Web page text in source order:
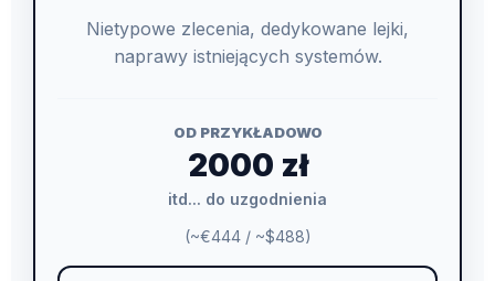
Nietypowe zlecenia, dedykowane lejki,
naprawy istniejących systemów.
OD PRZYKŁADOWO
2000 zł
itd... do uzgodnienia
(~€444 / ~$488)